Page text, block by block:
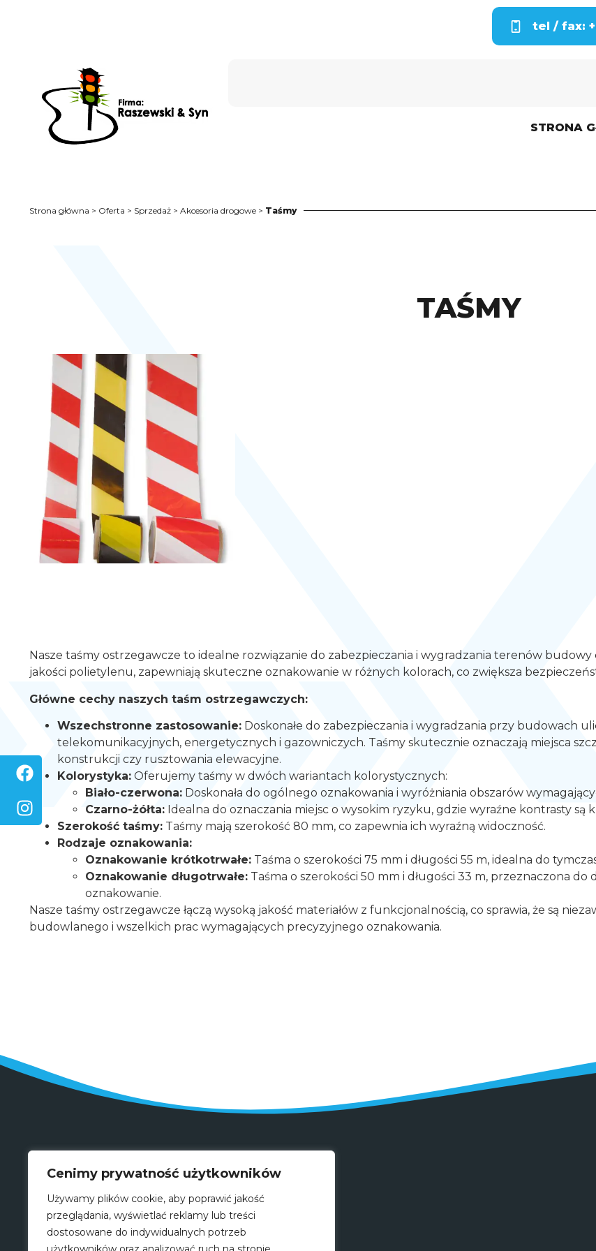
Cenimy prywatność użytkowników
Używamy plików cookie, aby poprawić jakość
przeglądania, wyświetlać reklamy lub treści
dostosowane do indywidualnych potrzeb
tel / fax:
STRONA
Strona główna > Oferta > Sprzedaż > Akcesoria drogowe > Taśmy
TAŚMY
Nasze taśmy ostrzegawcze to idealne rozwiązanie do zabezpieczania i wygradzania terenów
jakości polietylenu, zapewniają skuteczne oznakowanie w różnych kolorach, co zwiększa
Główne cechy naszych taśm ostrzegawczych:
Wszechstronne zastosowanie: Doskonałe do zabezpieczania i wygradzania przy budowach
telekomunikacyjnych, energetycznych i gazowniczych. Taśmy skutecznie oznaczają miejsca
konstrukcji czy rusztowania elewacyjne.
Kolorystyka: Oferujemy taśmy w dwóch wariantach kolorystycznych:
Biało-czerwona: Doskonała do ogólnego oznakowania i wyróżniania obszarów
Czarno-żółta: Idealna do oznaczania miejsc o wysokim ryzyku, gdzie wyraźne kontrasty są
Szerokość taśmy: Taśmy mają szerokość 80 mm, co zapewnia ich wyraźną widoczność.
Rodzaje oznakowania:
Oznakowanie krótkotrwałe: Taśma o szerokości 75 mm i długości 55 m, idealna do
Oznakowanie długotrwałe: Taśma o szerokości 50 mm i długości 33 m, przeznaczona
oznakowanie.
Nasze taśmy ostrzegawcze łączą wysoką jakość materiałów z funkcjonalnością, co sprawia, że są
budowlanego i wszelkich prac wymagających precyzyjnego oznakowania.